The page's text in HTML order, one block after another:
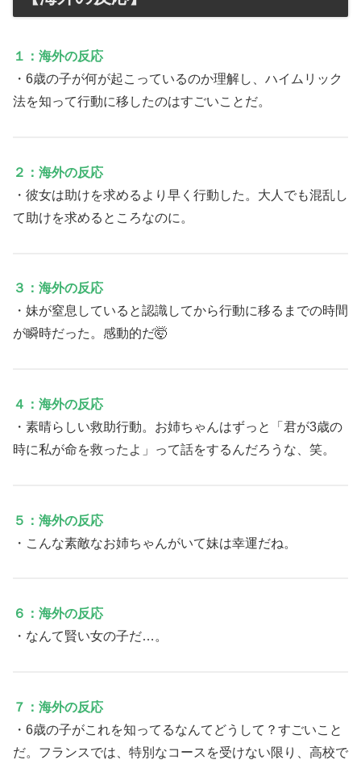
１：海外の反応
・6歳の子が何が起こっているのか理解し、ハイムリック
法を知って行動に移したのはすごいことだ。
２：海外の反応
・彼女は助けを求めるより早く行動した。大人でも混乱し
て助けを求めるところなのに。
３：海外の反応
・妹が窒息していると認識してから行動に移るまでの時間
が瞬時だった。感動的だ🤯
４：海外の反応
・素晴らしい救助行動。お姉ちゃんはずっと「君が3歳の
時に私が命を救ったよ」って話をするんだろうな、笑。
５：海外の反応
・こんな素敵なお姉ちゃんがいて妹は幸運だね。
６：海外の反応
・なんて賢い女の子だ…。
７：海外の反応
・6歳の子がこれを知ってるなんてどうして？すごいこと
だ。フランスでは、特別なコースを受けない限り、高校で